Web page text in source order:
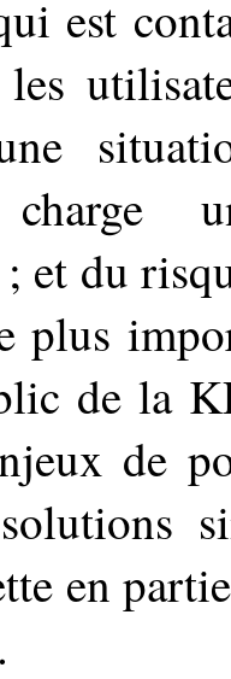
est
et du
plus
de la
de
en